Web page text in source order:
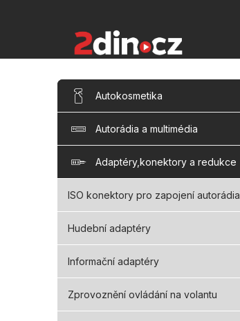
P
s
r
n
í
l
Přeskočit
kategorieAutokosmetika
Autorádia a multimédia
Adaptéry,konektory a redukce
ISO konektory pro zapojení autorádia
Hudební adaptéry
Informační adaptéry
Zprovoznění ovládání na volantu